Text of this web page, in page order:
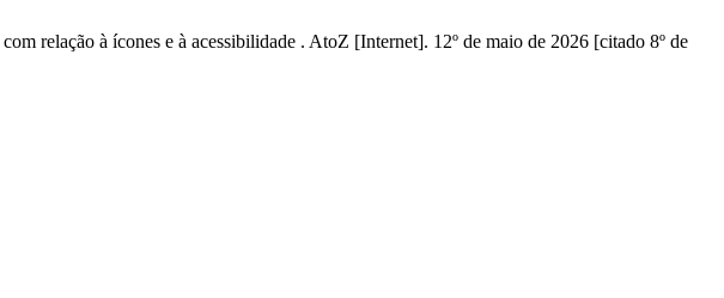
relação à ícones e à acessibilidade . AtoZ [Internet]. 12º de maio de 2026 [citado 8º de